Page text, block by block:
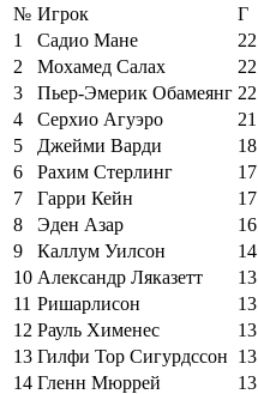
№ Игрок
Г
1
Садио Мане
22
2
Мохамед Салах
22
3
Пьер-Эмерик Обамеянг 22
4
Серхио Агуэро
21
5
Джейми Варди
18
6
Рахим Стерлинг
17
7
Гарри Кейн
17
8
Эден Азар
16
9
Каллум Уилсон
14
10 Александр Ляказетт
13
11 Ришарлисон
13
12 Рауль Хименес
13
13 Гилфи Тор Сигурдссон 13
14 Гленн Мюррей
13